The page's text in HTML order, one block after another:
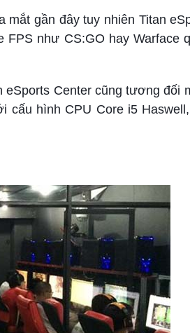
gần đây tuy nhiên Titan
như CS:GO hay Warface
Center cũng tương đối
cấu hình CPU Core i5